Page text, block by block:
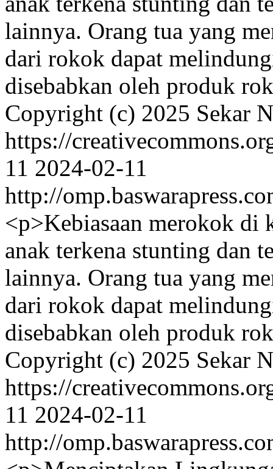
lainnya. Orang tua yang
dari rokok dapat
disebabkan oleh produk
Copyright (c) 2025 Sekar
https://
11 2024-02-11
http://
<p>Kebiasaan merokok di
anak terkena stunting dan
lainnya. Orang tua yang
dari rokok dapat
disebabkan oleh produk
Copyright (c) 2025 Sekar
https://
11 2024-02-11
http://